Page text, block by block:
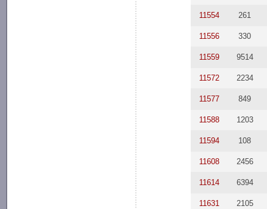
11554 261
11556 330
11559 9514
11572 2234
11577 849
11588 1203
11594 108
11608 2456
11614 6394
11631 2105